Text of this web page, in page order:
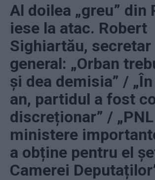
Al doilea „greu” din
iese la atac. Robert
Sighiartău, secretar
general: „Orban
și dea demisia” /
an, partidul a fost
discreționar” /
ministere
a obține pentru el
Camerei